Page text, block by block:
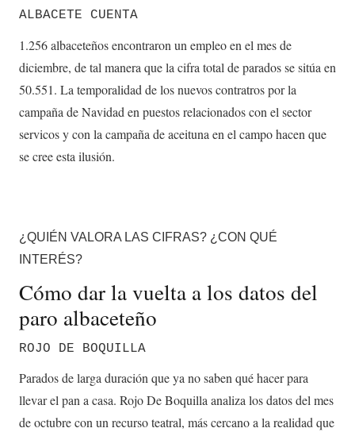
ALBACETE CUENTA
1.256 albaceteños encontraron un empleo en el mes de
diciembre, de tal manera que la cifra total de parados se sitúa en
50.551. La temporalidad de los nuevos contratros por la
campaña de Navidad en puestos relacionados con el sector
servicos y con la campaña de aceituna en el campo hacen que
se cree esta ilusión.
¿QUIÉN VALORA LAS CIFRAS? ¿CON QUÉ
INTERÉS?
Cómo dar la vuelta a los datos del
paro albaceteño
ROJO DE BOQUILLA
Parados de larga duración que ya no saben qué hacer para
llevar el pan a casa. Rojo De Boquilla analiza los datos del mes
de octubre con un recurso teatral, más cercano a la realidad que